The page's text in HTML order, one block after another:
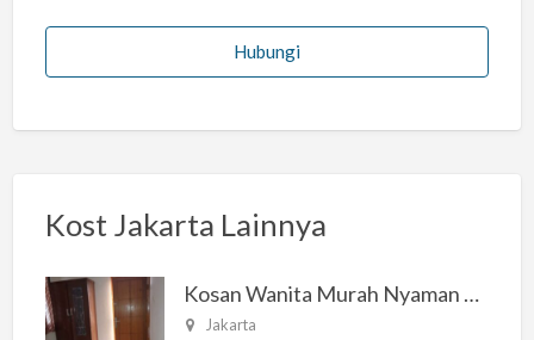
Hubungi
Kost Jakarta Lainnya
Kosan Wanita Murah Nyaman di Jakarta Selatan
Jakarta